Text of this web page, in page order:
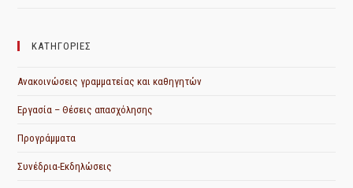
ΚΑΤΗΓΟΡΙΕΣ
Ανακοινώσεις γραμματείας και καθηγητών
Εργασία – Θέσεις απασχόλησης
Προγράμματα
Συνέδρια-Εκδηλώσεις